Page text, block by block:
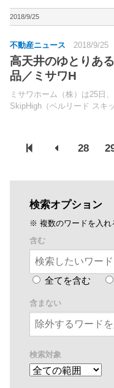
の利用、高断熱化、高効率化
2018/9/25
不動産ニュース 2018/9/25
高天井のゆとりあ
品／ミサワH
ミサワホーム（株）は25日
SkipHigh（ベルリード スキ
28
検索オプション
※ 複数のワードを入れ
含む
全てを含む
含まない
検索対象